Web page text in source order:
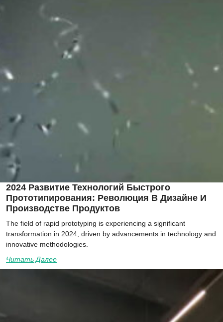
2024 Развитие Технологий Быстрого
Прототипирования: Революция В Дизайне И
Производстве Продуктов
The field of rapid prototyping is experiencing a significant
transformation in 2024, driven by advancements in technology and
innovative methodologies.
Читать Далее